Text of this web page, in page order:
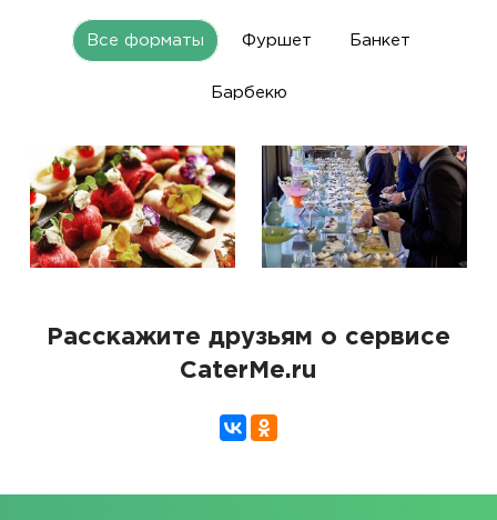
Все форматы Фуршет Банкет
Барбекю
Расскажите друзьям о сервисе
CaterMe.ru